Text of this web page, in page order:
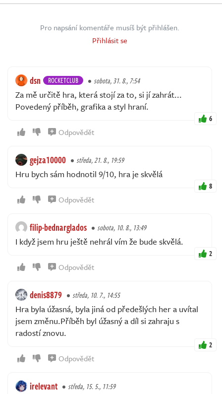
Pro napsání komentáře musíš být přihlášen.
Přihlásit se
dsn ROCKETCLUB sobota, 31. 8., 7:54
Za mě určitě hra, která stojí za to, si jí zahrát...
Povedený příběh, grafika a styl hraní.
6
Odpovědět
gejza10000 středa, 21. 8., 19:59
Hru bych sám hodnotil 9/10, hra je skvělá
8
Odpovědět
filip-bednarglados sobota, 10. 8., 13:49
I když jsem hru ještě nehrál vím že bude skvělá.
2
Odpovědět
denis8879 středa, 10. 7., 14:55
Hra byla úžasná, byla jiná od předešlých her a uvítal
jsem změnu.Příběh byl úžasný a díl si zahraju s
radostí znovu.
2
Odpovědět
irelevant středa, 15. 5., 11:59